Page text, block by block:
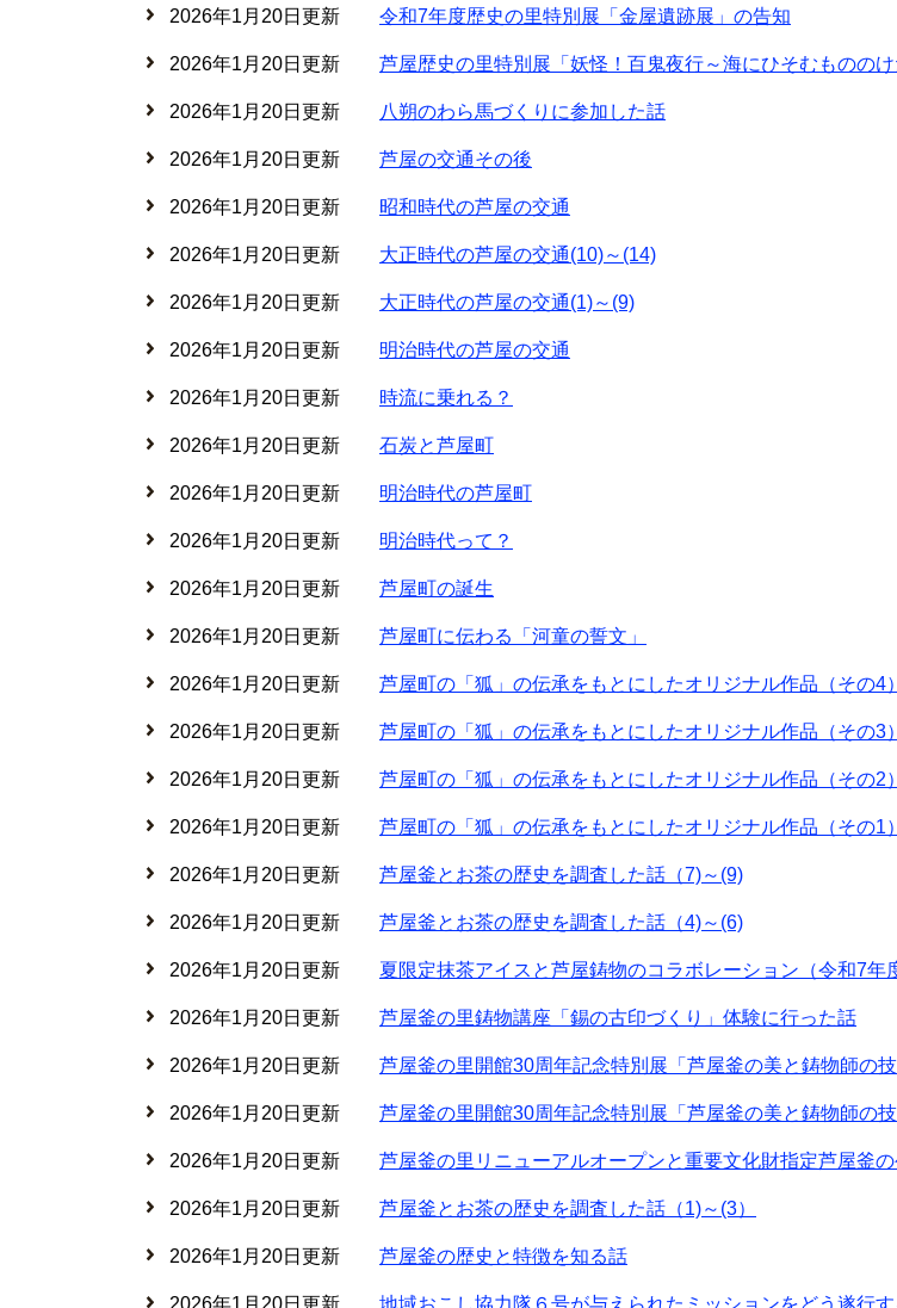
2026年1月20日更新 令和7年度歴史の里特別展「金屋遺跡展」の告知
2026年1月20日更新 芦屋歴史の里特別展「妖怪！百鬼夜行～海にひそむものの
2026年1月20日更新 八朔のわら馬づくりに参加した話
2026年1月20日更新 芦屋の交通その後
2026年1月20日更新 昭和時代の芦屋の交通
2026年1月20日更新 大正時代の芦屋の交通(10)～(14)
2026年1月20日更新 大正時代の芦屋の交通(1)～(9)
2026年1月20日更新 明治時代の芦屋の交通
2026年1月20日更新 時流に乗れる？
2026年1月20日更新 石炭と芦屋町
2026年1月20日更新 明治時代の芦屋町
2026年1月20日更新 明治時代って？
2026年1月20日更新 芦屋町の誕生
2026年1月20日更新 芦屋町に伝わる「河童の誓文」
2026年1月20日更新 芦屋町の「狐」の伝承をもとにしたオリジナル作品（その4）
2026年1月20日更新 芦屋町の「狐」の伝承をもとにしたオリジナル作品（その3）
2026年1月20日更新 芦屋町の「狐」の伝承をもとにしたオリジナル作品（その2）
2026年1月20日更新 芦屋町の「狐」の伝承をもとにしたオリジナル作品（その1）
2026年1月20日更新 芦屋釜とお茶の歴史を調査した話（7)～(9)
2026年1月20日更新 芦屋釜とお茶の歴史を調査した話（4)～(6)
2026年1月20日更新 夏限定抹茶アイスと芦屋鋳物のコラボレーション（令和7年
2026年1月20日更新 芦屋釜の里鋳物講座「錫の古印づくり」体験に行った話
2026年1月20日更新 芦屋釜の里開館30周年記念特別展「芦屋釜の美と鋳物師の
2026年1月20日更新 芦屋釜の里開館30周年記念特別展「芦屋釜の美と鋳物師の
2026年1月20日更新 芦屋釜の里リニューアルオープンと重要文化財指定芦屋釜の
2026年1月20日更新 芦屋釜とお茶の歴史を調査した話（1)～(3）
2026年1月20日更新 芦屋釜の歴史と特徴を知る話
2026年1月20日更新 地域おこし協力隊６号が与えられたミッションをどう遂行